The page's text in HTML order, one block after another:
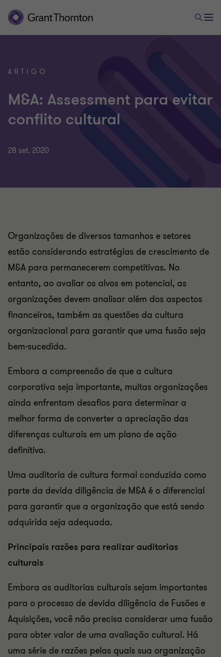
ARTIGO
M&A: Assessment para evitar
conflito cultural
28 set. 2020
Organizações de diversos tamanhos e setores
estão considerando estratégias de crescimento de
M&A para permanecerem competitivas. No
entanto, ao avaliar os alvos em potencial, as
organizações devem analisar além dos aspectos
financeiros, também as questões da cultura
organizacional para garantir que uma fusão seja
bem-sucedida.
Embora a compreensão de que a cultura
corporativa seja importante, muitas organizações
ainda enfrentam desafios para determinar a
melhor forma de converter a apreciação das
diferenças culturais em um plano de ação
definitivo.
Uma auditoria de cultura formal conduzida como
parte da devida diligência de M&A é o diferencial
para garantir que a organização que está sendo
adquirida seja adequada.
Principais razões para realizar auditorias
culturais
Embora as auditorias culturais sejam importantes
para o processo de devida diligência de Fusões e
Aquisições, você não precisa considerar uma fusão
para obter valor de uma avaliação cultural. Há
uma série de razões pelas quais sua organização